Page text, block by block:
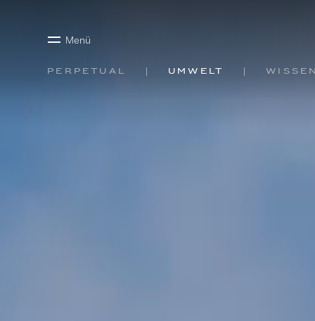
Menü
Perpetual Umwelt